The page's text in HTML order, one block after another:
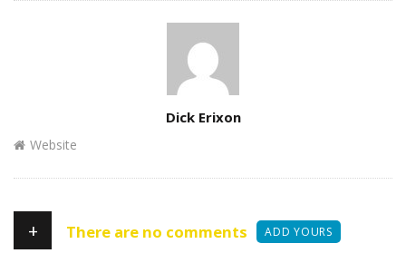
Dick Erixon
Website
+ There are no comments ADD YOURS